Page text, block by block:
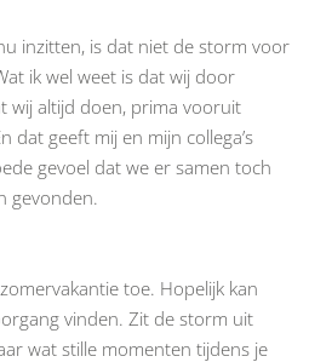
inzitten, is dat niet de storm voor
ik wel weet is dat wij door
wij altijd doen, prima vooruit
dat geeft mij en mijn collega’s
gevoel dat we er samen toch
gevonden.
toe. Hopelijk kan
vinden. Zit de storm uit
wat stille momenten tijdens je